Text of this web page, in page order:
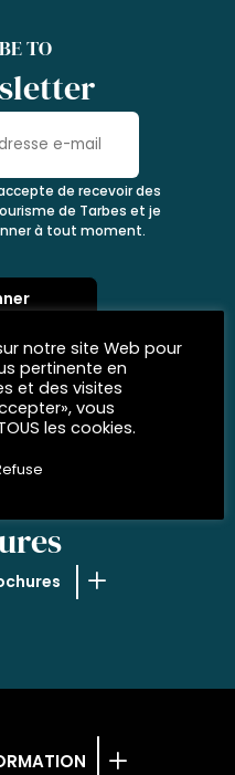
TO
de recevoir des
de Tarbes et je
à tout moment.
notre site Web pour
pertinente en
et des visites
vous
les cookies.